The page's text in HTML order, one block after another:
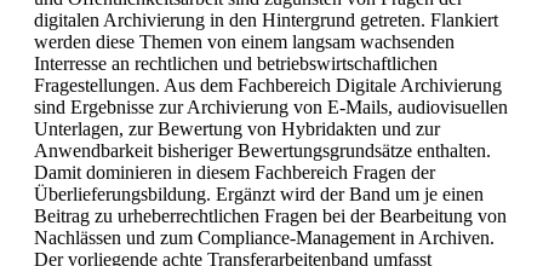
digitalen Archivierung in den Hintergrund getreten. Flankiert
werden diese Themen von einem langsam wachsenden
Interresse an rechtlichen und betriebswirtschaftlichen
Fragestellungen. Aus dem Fachbereich Digitale Archivierung
sind Ergebnisse zur Archivierung von E-Mails, audiovisuellen
Unterlagen, zur Bewertung von Hybridakten und zur
Anwendbarkeit bisheriger Bewertungsgrundsätze enthalten.
Damit dominieren in diesem Fachbereich Fragen der
Überlieferungsbildung. Ergänzt wird der Band um je einen
Beitrag zu urheberrechtlichen Fragen bei der Bearbeitung von
Nachlässen und zum Compliance-Management in Archiven.
Der vorliegende achte Transferarbeitenband umfasst